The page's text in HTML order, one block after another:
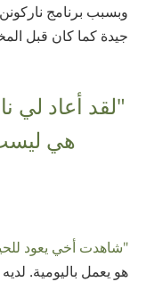
وبسبب برنامج
جيدة كما كان قبل
"لقد أعاد لي
هي
"شاهدت أخي يعود
هو يعمل باليومية.